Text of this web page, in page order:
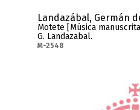
Landazábal, Germán
Motete [Música
G. Landazabal.
M-2548